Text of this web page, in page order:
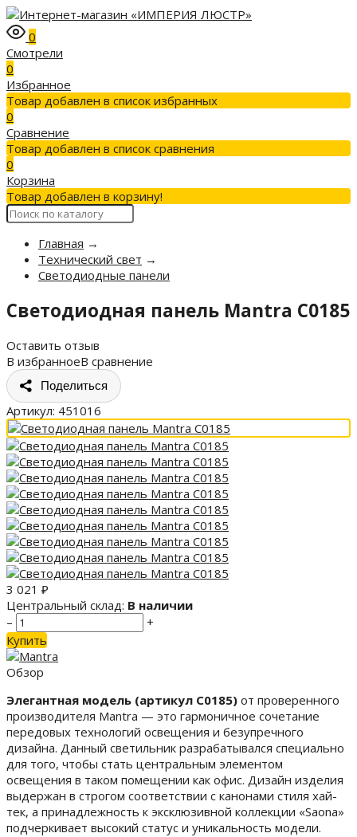
0
Смотрели
0
Избранное
Товар добавлен в список избранных
0
Сравнение
Товар добавлен в список сравнения
0
Корзина
Товар добавлен в корзину!
Главная →
Технический свет →
Светодиодные панели
Светодиодная панель Mantra C0185
Оставить отзыв
В избранноеВ сравнение
Поделиться
Артикул: 451016
3 021 ₽
Центральный склад: В наличии
–
+
Купить
Обзор
Элегантная модель (артикул C0185) от проверенного
производителя Mantra — это гармоничное сочетание
передовых технологий освещения и безупречного
дизайна. Данный светильник разрабатывался специально
для того, чтобы стать центральным элементом
освещения в таком помещении как офис. Дизайн изделия
выдержан в строгом соответствии с канонами стиля хай-
тек, а принадлежность к эксклюзивной коллекции «Saona»
подчеркивает высокий статус и уникальность модели.